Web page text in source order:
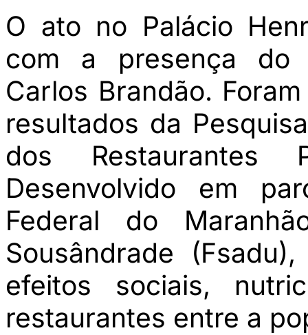
O ato no Palácio
com a presença do
Carlos Brandão.
resultados da
dos Restaurantes
Desenvolvido em
Federal do
Sousândrade
efeitos sociais,
restaurantes entre a